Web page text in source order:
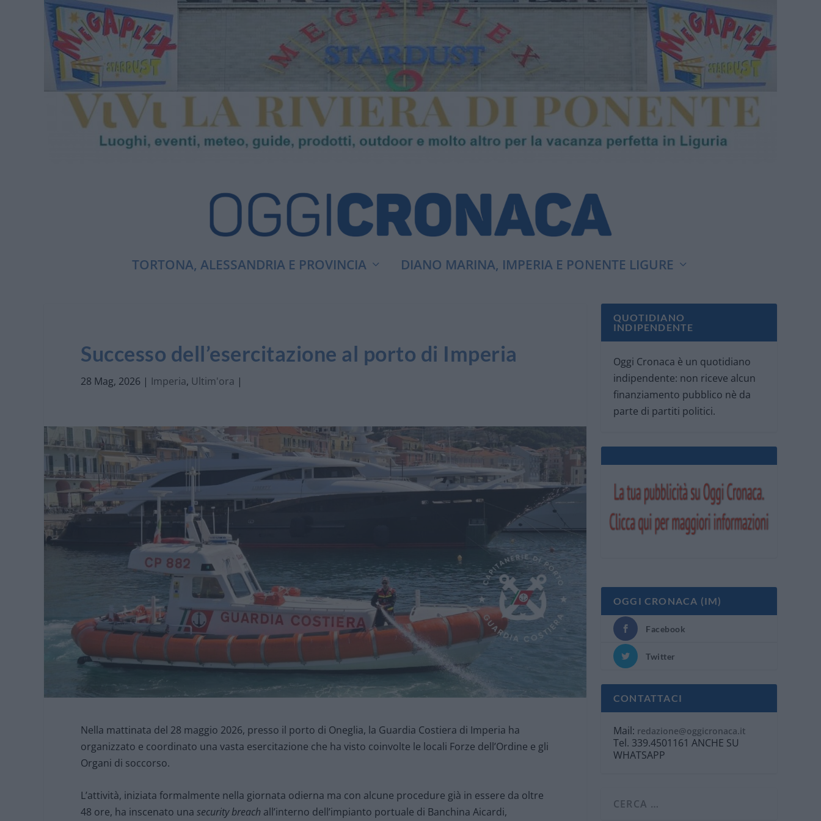
TORTONA, ALESSANDRIA E PROVINCIA DIANO MARINA, IMPERIA E PONENTE LIGURE
Successo dell’esercitazione al porto di Imperia
28 Mag, 2026 | Imperia, Ultim'ora |
Nella mattinata del 28 maggio 2026, presso il porto di Oneglia, la Guardia Costiera di Imperia ha
organizzato e coordinato una vasta esercitazione che ha visto coinvolte le locali Forze dell’Ordine e gli
Organi di soccorso.
L’attività, iniziata formalmente nella giornata odierna ma con alcune procedure già in essere da oltre
48 ore, ha inscenato una security breach all’interno dell’impianto portuale di Banchina Aicardi,
QUOTIDIANO
INDIPENDENTE
Oggi Cronaca è un quotidiano
indipendente: non riceve alcun
finanziamento pubblico nè da
parte di partiti politici.
OGGI CRONACA (IM)
Facebook
Twitter
CONTATTACI
Mail: redazione@oggicronaca.it
Tel. 339.4501161 ANCHE SU
WHATSAPP